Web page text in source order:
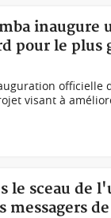
inaugure
pour le plus
officielle
visant à
le sceau de